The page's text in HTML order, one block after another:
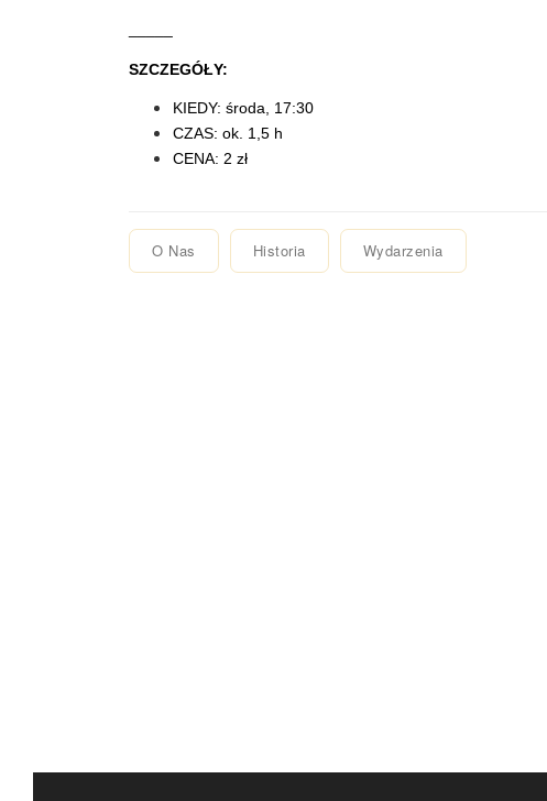
SZCZEGÓŁY:
KIEDY: środa, 17:30
CZAS: ok. 1,5 h
CENA: 2 zł
O Nas Historia Wydarzenia